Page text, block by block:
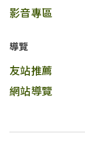
影音專區
導覽
友站推薦
網站導覽